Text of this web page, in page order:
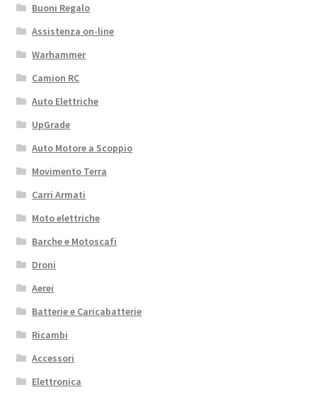
Buoni Regalo
Assistenza on-line
Warhammer
Camion RC
Auto Elettriche
UpGrade
Auto Motore a Scoppio
Movimento Terra
Carri Armati
Moto elettriche
Barche e Motoscafi
Droni
Aerei
Batterie e Caricabatterie
Ricambi
Accessori
Elettronica